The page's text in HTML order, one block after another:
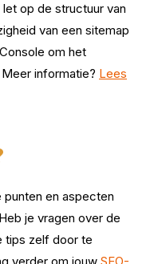
op de structuur van
van een sitemap
om het
informatie? Lees
punten en aspecten
je vragen over de
tips zelf door te